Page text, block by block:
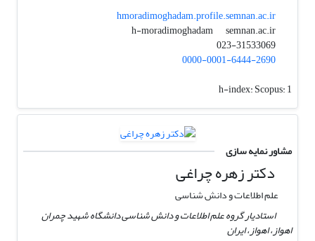
hmoradimoghadam.profile.semnan.ac.ir
h-moradimoghadam
semnan.ac.ir
023-31533069
0000-0001-6444-2690
h-index:Scopus: 1
مشاور نمایه سازی
دکتر زهره چراغی
علم اطلاعات و دانش شناسی
استادیار گروه علم اطلاعات و دانش شناسی دانشگاه شهید چمران
اهواز، اهواز، ایران